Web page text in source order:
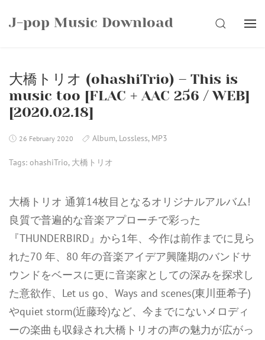
J-pop Music Download SEARCH
大橋トリオ (ohashiTrio) – This is
music too [FLAC + AAC 256 / WEB]
[2020.02.18]
26 February 2020 Album, Lossless, MP3
Tags: ohashiTrio, 大橋トリオ
大橋トリオ 通算14枚目となるオリジナルアルバム!
良質で普遍的な音楽アプローチで彩った
『THUNDERBIRD』から1年、今作は前作までに見ら
れた70 年、80 年の音楽アイデア興隆期のバンドサ
ウンドをベースに更に音楽家としての深みを探求し
た意欲作、Let us go、Ways and scenes(東川亜希子)
やquiet storm(近藤玲)など、今までにないメロディ
ーの楽曲も収録され大橋トリオの声の魅力が広がっ